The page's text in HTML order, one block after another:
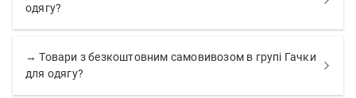
одягу?
→ Товари з безкоштовним самовивозом в групі Гачки
для одягу?